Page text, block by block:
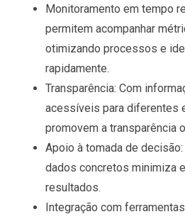
Monitoramento em tempo
permitem acompanhar
otimizando processos e
rapidamente.
Transparência: Com
acessíveis para diferentes
promovem a transparência
Apoio à tomada de decisão
dados concretos minimiza
resultados.
Integração com